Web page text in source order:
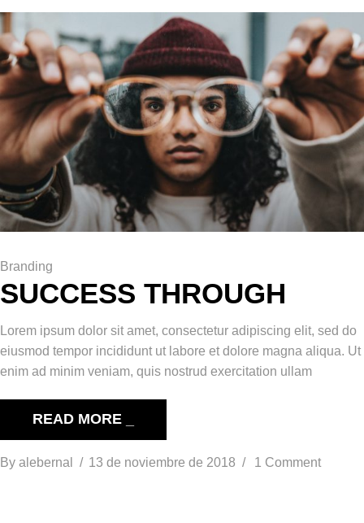
Branding
SUCCESS THROUGH
Lorem ipsum dolor sit amet, consectetur adipiscing elit, sed do
eiusmod tempor incididunt ut labore et dolore magna aliqua. Ut
enim ad minim veniam, quis nostrud exercitation ullam
READ MORE _
By alebernal 13 de noviembre de 2018 1 Comment